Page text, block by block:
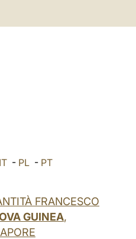
IT - PL - PT
FRANCESCO
GUINEA,